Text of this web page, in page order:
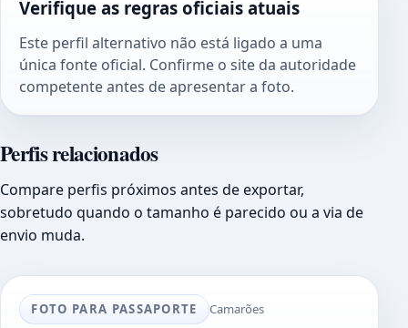
Verifique as regras oficiais atuais
Este perfil alternativo não está ligado a uma
única fonte oficial. Confirme o site da autoridade
competente antes de apresentar a foto.
Perfis relacionados
Compare perfis próximos antes de exportar,
sobretudo quando o tamanho é parecido ou a via de
envio muda.
FOTO PARA PASSAPORTE Camarões